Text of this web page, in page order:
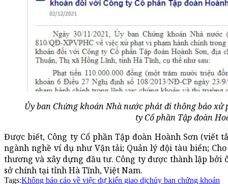
Ủy ban Chứng khoán Nhà nước phát đi thông báo
ty Cổ phần Tập đoàn
Được biết, Công ty Cổ phần Tập đoàn Hoành Sơn (viết
ngành nghề ví dụ như Vận tải; Quản lý đội tàu biển;
thương và xây dựng đầu tư. Công ty được thành lập bởi
sở chính tại tỉnh Hà Tĩnh, Việt Nam.
Tags:Không báo cáo về việc dự kiến giao dịchủy ban chứng khoán